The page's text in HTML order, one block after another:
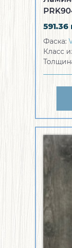
591.36
Фаска:
Класс